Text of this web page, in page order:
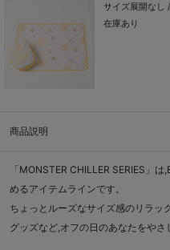
サイズ展開なし /
在庫あり
商品説明
「MONSTER CHILLER SERIES」
めるアイテムラインです。
ちょっとルーズなサイズ感のリラッ
グッズなど,オフの日のあなたをや